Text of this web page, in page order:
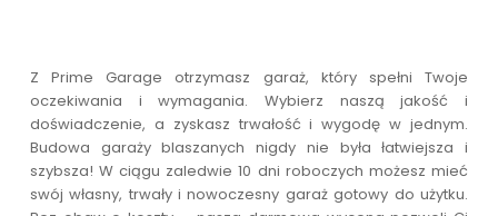
Z Prime Garage otrzymasz garaż, który spełni Twoje
oczekiwania i wymagania. Wybierz naszą jakość i
doświadczenie, a zyskasz trwałość i wygodę w jednym.
Budowa garaży blaszanych nigdy nie była łatwiejsza i
szybsza! W ciągu zaledwie 10 dni roboczych możesz mieć
swój własny, trwały i nowoczesny garaż gotowy do użytku.